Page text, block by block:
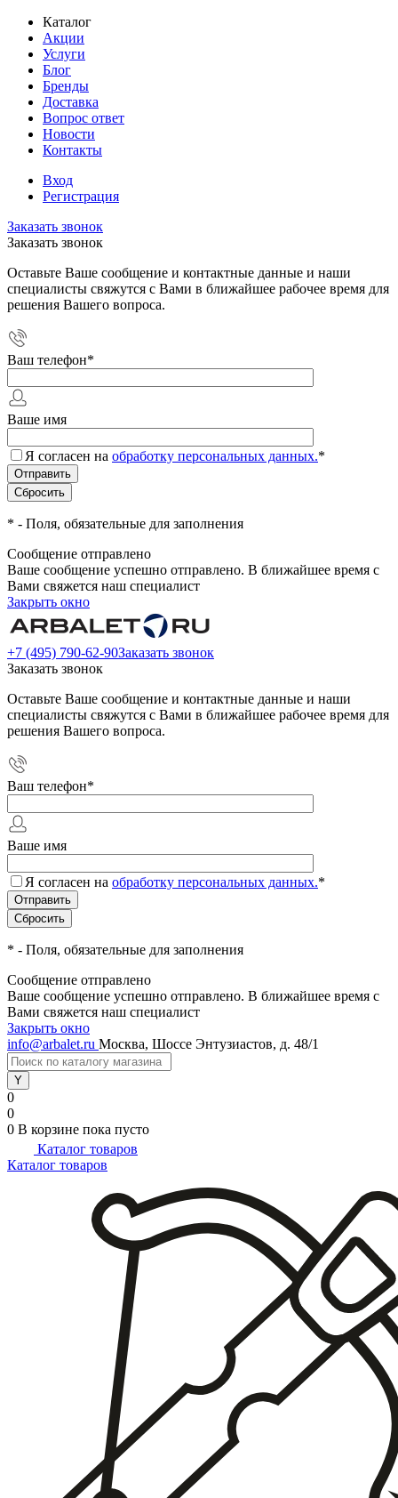
Каталог
Акции
Услуги
Блог
Бренды
Доставка
Вопрос ответ
Новости
Контакты
Вход
Регистрация
Заказать звонок
Заказать звонок
Оставьте Ваше сообщение и контактные данные и наши
специалисты свяжутся с Вами в ближайшее рабочее время для
решения Вашего вопроса.
Ваш телефон*
Ваше имя
Я согласен на обработку персональных данных.*
* - Поля, обязательные для заполнения
Сообщение отправлено
Ваше сообщение успешно отправлено. В ближайшее время с
Вами свяжется наш специалист
Закрыть окно
+7 (495) 790-62-90Заказать звонок
Заказать звонок
Оставьте Ваше сообщение и контактные данные и наши
специалисты свяжутся с Вами в ближайшее рабочее время для
решения Вашего вопроса.
Ваш телефон*
Ваше имя
Я согласен на обработку персональных данных.*
* - Поля, обязательные для заполнения
Сообщение отправлено
Ваше сообщение успешно отправлено. В ближайшее время с
Вами свяжется наш специалист
Закрыть окно
info@arbalet.ru Москва, Шоссе Энтузиастов, д. 48/1
0
0
0 В корзине пока пусто
Каталог товаров
Каталог товаров